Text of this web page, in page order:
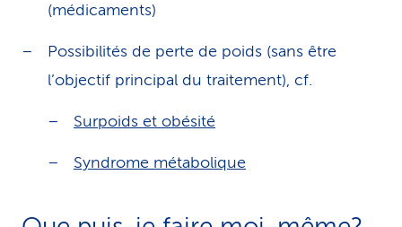
(médicaments)
Possibilités de perte de poids (sans être
l’objectif principal du traitement), cf.
Surpoids et obésité
Syndrome métabolique